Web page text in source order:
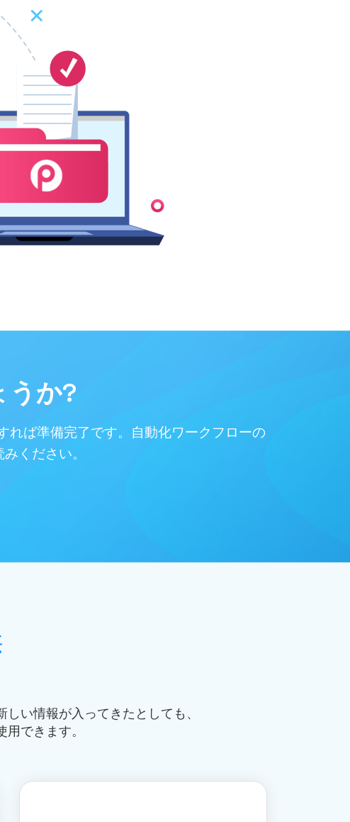
うか?
れば準備完了です。自動化ワークフローの
ください。
い情報が入ってきたとしても、
できます。